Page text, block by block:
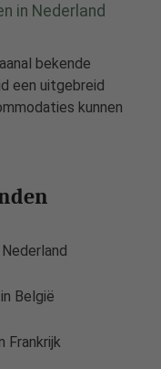
in Nederland
bekende
een uitgebreid
kunnen
België
Frankrijk